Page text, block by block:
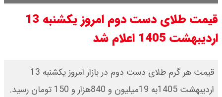
قیمت طلای دست دوم امروز یکشنبه 13
اردیبهشت 1405 اعلام شد
قیمت هر گرم طلای دست دوم در بازار امروز یکشنبه 13
اردیبهشت 1405به 19میلیون و 840هزار و 150 تومان رسید.